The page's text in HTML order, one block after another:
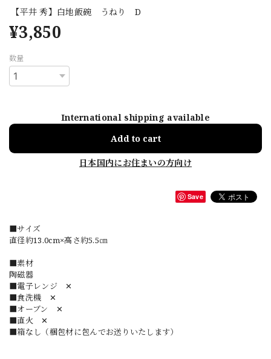
【平井 秀】白地飯碗 うねり D
¥3,850
数量
International shipping available
Add to cart
日本国内にお住まいの方向け
Save
■サイズ
直径約13.0cm×高さ約5.5㎝
■素材
陶磁器
■電子レンジ ✕
■食洗機 ✕
■オーブン ✕
■直火 ✕
■箱なし（梱包材に包んでお送りいたします）